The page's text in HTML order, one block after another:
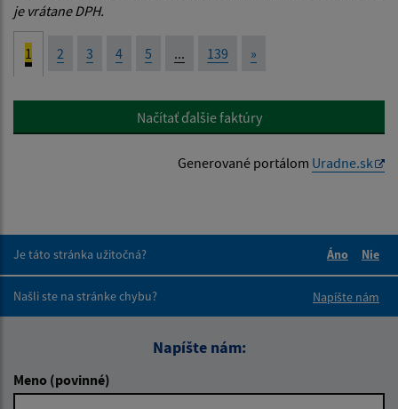
je vrátane DPH.
1 2 3 4 5 ... 139 »
Načítať ďalšie faktúry
Generované portálom Uradne.sk
Je táto stránka užitočná?
Áno
Nie
Našli ste na stránke chybu?
Napíšte nám
Napíšte nám:
Meno (povinné)